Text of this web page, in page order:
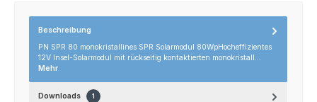
Beschreibung
PN SPR 80 monokristallines SPR Solarmodul 80WpHocheffizientes
12V Insel-Solarmodul mit rückseitig kontaktierten monokristall…
Mehr
Downloads 1